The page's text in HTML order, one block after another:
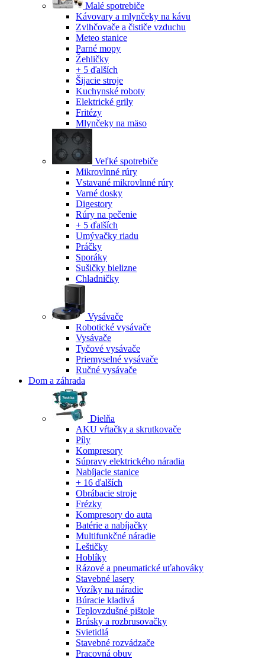
Malé spotrebiče
Kávovary a mlynčeky na kávu
Zvlhčovače a čističe vzduchu
Meteo stanice
Parné mopy
Žehličky
+ 5 ďalších
Šijacie stroje
Kuchynské roboty
Elektrické grily
Fritézy
Mlynčeky na mäso
Veľké spotrebiče
Mikrovlnné rúry
Vstavané mikrovlnné rúry
Varné dosky
Digestory
Rúry na pečenie
+ 5 ďalších
Umývačky riadu
Práčky
Sporáky
Sušičky bielizne
Chladničky
Vysávače
Robotické vysávače
Vysávače
Tyčové vysávače
Priemyselné vysávače
Ručné vysávače
Dom a záhrada
Dielňa
AKU vŕtačky a skrutkovače
Píly
Kompresory
Súpravy elektrického náradia
Nabíjacie stanice
+ 16 ďalších
Obrábacie stroje
Frézky
Kompresory do auta
Batérie a nabíjačky
Multifunkčné náradie
Leštičky
Hoblíky
Rázové a pneumatické uťahováky
Stavebné lasery
Vozíky na náradie
Búracie kladivá
Teplovzdušné pištole
Brúsky a rozbrusovačky
Svietidlá
Stavebné rozvádzače
Pracovná obuv